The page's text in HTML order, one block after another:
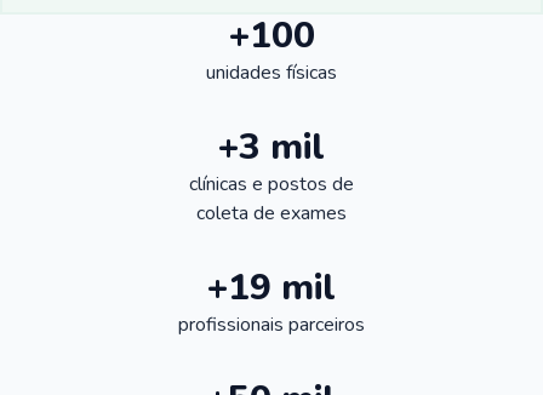
+100
unidades físicas
+3 mil
clínicas e postos de
coleta de exames
+19 mil
profissionais parceiros